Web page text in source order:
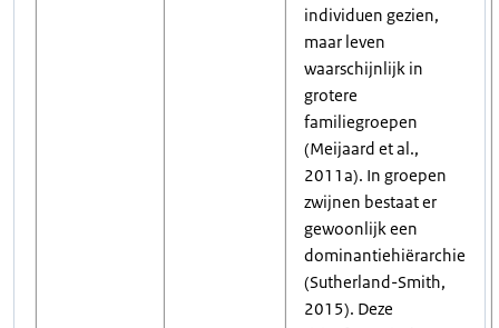
individuen gezien,
maar leven
waarschijnlijk in
grotere
familiegroepen
(Meijaard et al.,
2011a). In groepen
zwijnen bestaat er
gewoonlijk een
dominantiehiërarchie
(Sutherland-Smith,
2015). Deze